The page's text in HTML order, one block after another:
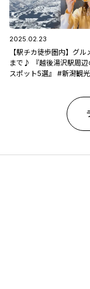
2025.02.23
【駅チカ徒歩圏内】グル
まで♪ 『越後湯沢駅周辺
スポット5選』 #新潟観光